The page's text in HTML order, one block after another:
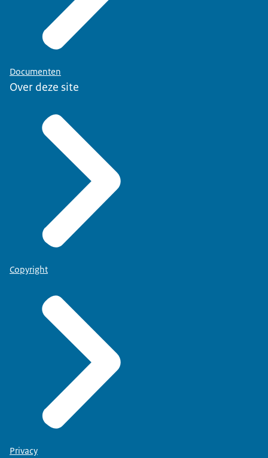
Documenten
Over deze site
Copyright
Privacy